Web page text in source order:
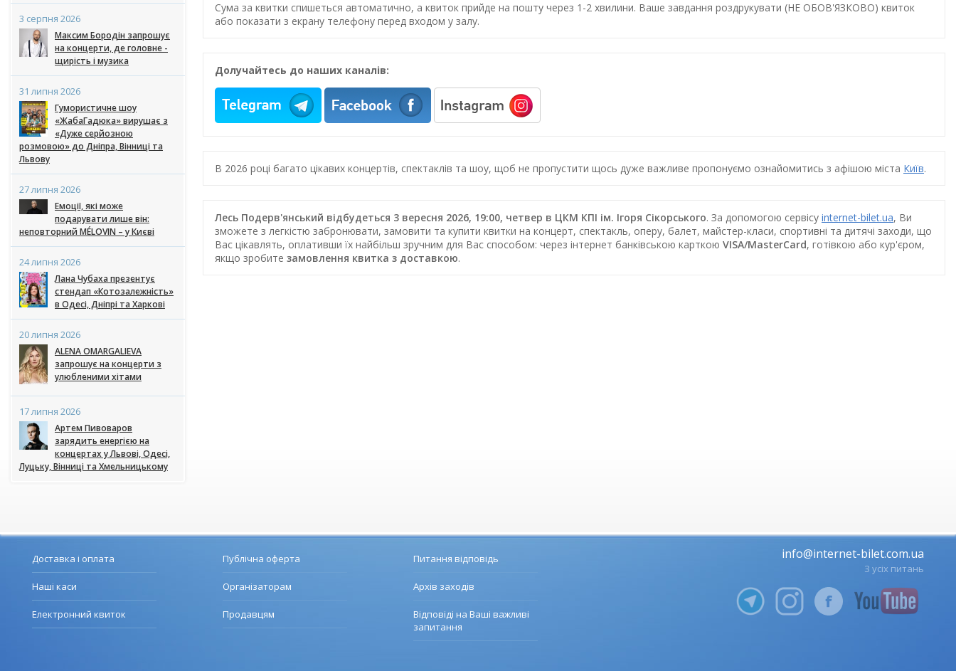
3 серпня 2026
Максим Бородін запрошує
на концерти, де головне -
щирість і музика
31 липня 2026
Гумористичне шоу
«ЖабаГадюка» вирушає з
«Дуже серйозною
розмовою» до Дніпра, Вінниці та
Львову
27 липня 2026
Емоції, які може
подарувати лише він:
неповторний MÉLOVIN – у Києві
24 липня 2026
Лана Чубаха презентує
стендап «Котозалежність»
в Одесі, Дніпрі та Харкові
20 липня 2026
ALENA OMARGALIEVA
запрошує на концерти з
улюбленими хітами
17 липня 2026
Артем Пивоваров
зарядить енергією на
концертах у Львові, Одесі,
Луцьку, Вінниці та Хмельницькому
Сума за квитки спишеться автоматично, а квиток прийде на пошту через 1-2 хвилини. Ваше завдання роздрукувати (НЕ ОБОВ'ЯЗКОВО) квиток
або показати з екрану телефону перед входом у залу.
Долучайтесь до наших каналів:
В 2026 році багато цікавих концертів, спектаклів та шоу, щоб не пропустити щось дуже важливе пропонуємо ознайомитись з афішою міста Київ.
Лесь Подерв'янський відбудеться 3 вересня 2026, 19:00, четвер в ЦКМ КПІ ім. Ігоря Сікорського. За допомогою сервісу internet-bilet.ua, Ви
зможете з легкістю забронювати, замовити та купити квитки на концерт, спектакль, оперу, балет, майстер-класи, спортивні та дитячі заходи, що
Вас цікавлять, оплативши їх найбільш зручним для Вас способом: через інтернет банківською карткою VISA/MasterCard, готівкою або кур'єром,
якщо зробите замовлення квитка з доставкою.
Доставка і оплата
Наші каси
Електронний квиток
Публічна оферта
Організаторам
Продавцям
Питання відповідь
Архів заходів
Відповіді на Ваші важливі
запитання
info@internet-bilet.com.ua
З усіх питань